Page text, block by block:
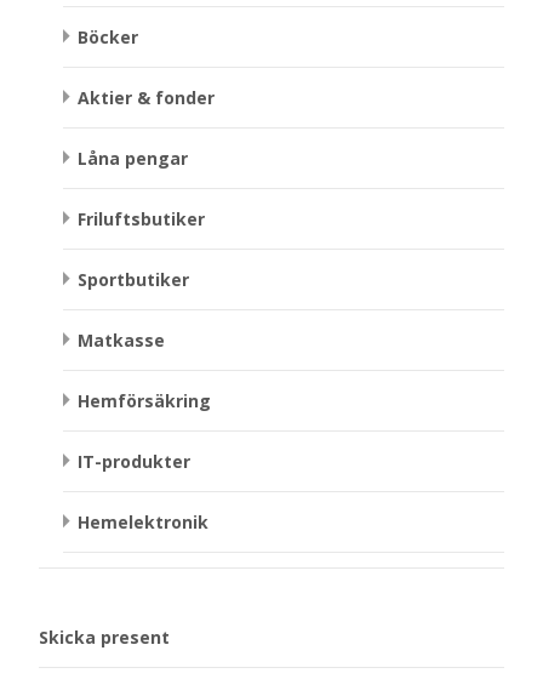
Böcker
Aktier & fonder
Låna pengar
Friluftsbutiker
Sportbutiker
Matkasse
Hemförsäkring
IT-produkter
Hemelektronik
Skicka present